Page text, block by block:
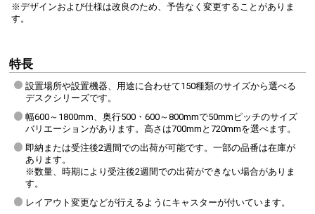
※デザインおよび仕様は改良のため、予告なく変更することがありま
す。
特長
設置場所や設置機器、用途に合わせて150種類のサイズから選べる
デスクシリーズです。
幅600～1800mm、奥行500・600～800mmで50mmピッチのサイズ
バリエーションがあります。高さは700mmと720mmを選べます。
即納または受注後2週間での出荷が可能です。一部の品番は在庫が
あります。
※数量、時期により受注後2週間での出荷ができない場合がありま
す。
レイアウト変更などが行えるようにキャスターが付いています。